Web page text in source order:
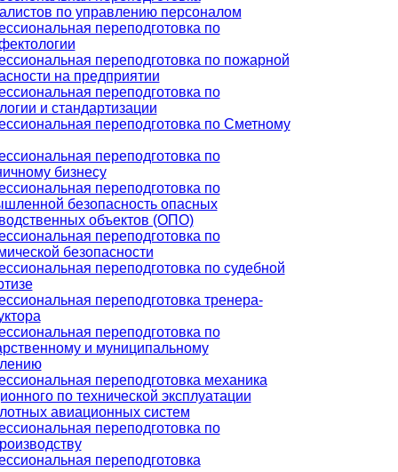
по управлению персоналом
переподготовка по
переподготовка по пожарной
на предприятии
переподготовка по
и стандартизации
переподготовка по Сметному
переподготовка по
бизнесу
переподготовка по
безопасность опасных
объектов (ОПО)
переподготовка по
безопасности
переподготовка по судебной
переподготовка тренера-
переподготовка по
и муниципальному
переподготовка механика
по технической эксплуатации
авиационных систем
переподготовка по
переподготовка